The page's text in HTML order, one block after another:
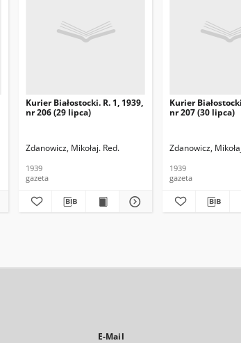
Kurier Białostocki. R. 1, 1939,
nr 206 (29 lipca)
Zdanowicz, Mikołaj. Red.
1939
gazeta
Kurier
nr 207 (30 lipca)
Zdanowicz,
1939
gazeta
E-Mail